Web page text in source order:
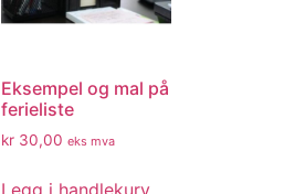
Eksempel og mal på
ferieliste
kr 30,00 eks mva
Legg i handlekurv